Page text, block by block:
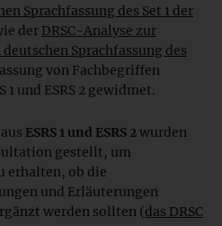
Sprachfassung des Set 1 der
der DRSC-Analyse zur
Sprachfassung des
von Fachbegriffen
und ESRS 2 gewidmet.
ESRS 1 und ESRS 2wurden
gestellt, um
erhalten, ob die
und Erläuterungen
werden sollten (das DRSC